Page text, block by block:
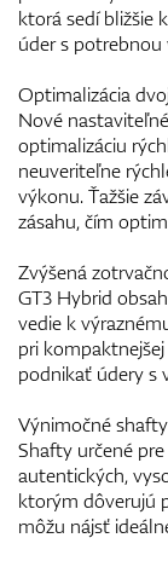
ktorá sedí bližšie
úder s
Optimalizácia
Nové
optimalizáciu
neuveriteľne
výkonu. Ťažšie
zásahu, čím
Zvýšená
GT3 Hybrid
vedie k
pri
podnikať údery s
Výnimočné shafty
Shafty určené
autentických,
ktorým dôverujú
môžu nájsť